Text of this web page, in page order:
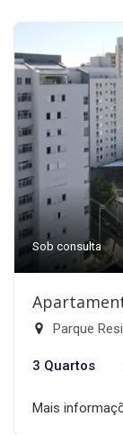
Sob consulta
Parque
3 Quartos
Mais